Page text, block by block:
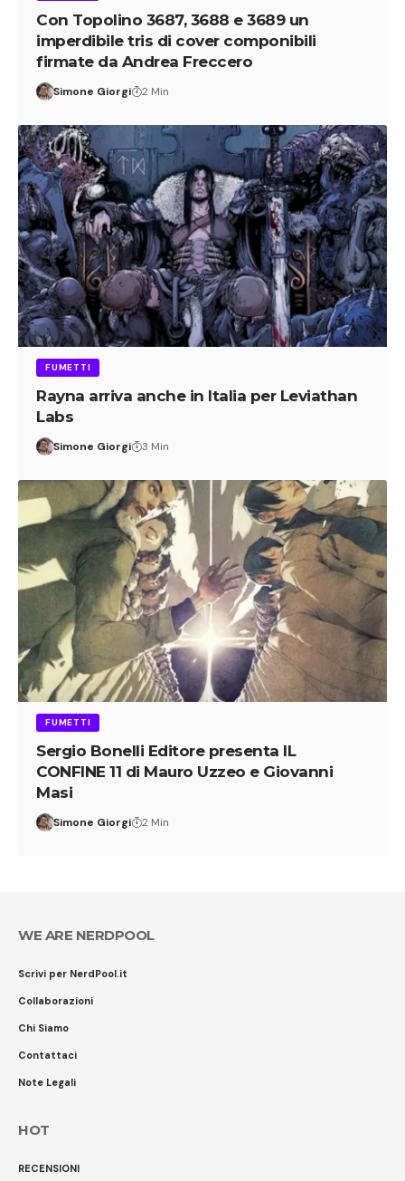
Con Topolino 3687, 3688 e 3689 un
imperdibile tris di cover componibili
firmate da Andrea Freccero
Simone Giorgi 2 Min
FUMETTI
Rayna arriva anche in Italia per Leviathan
Labs
Simone Giorgi 3 Min
FUMETTI
Sergio Bonelli Editore presenta IL
CONFINE 11 di Mauro Uzzeo e Giovanni
Masi
Simone Giorgi 2 Min
WE ARE NERDPOOL
Scrivi per NerdPool.it
Collaborazioni
Chi Siamo
Contattaci
Note Legali
HOT
RECENSIONI